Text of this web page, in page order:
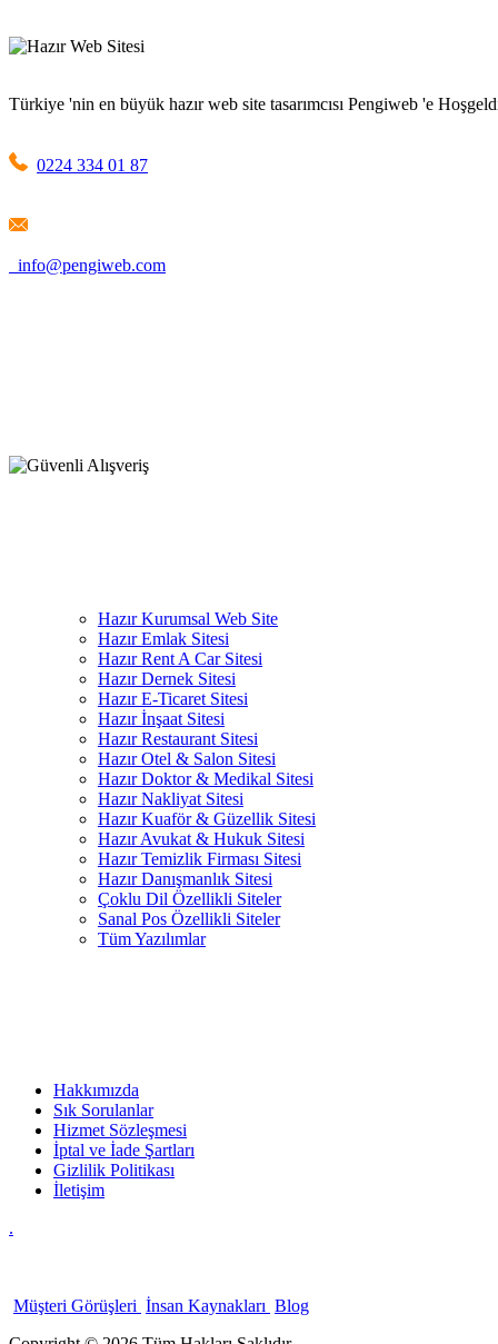
Türkiye 'nin en büyük hazır web site tasarımcısı Pengiweb 'e
0224 334 01 87
info@pengiweb.com
Hazır Kurumsal Web Site
Hazır Emlak Sitesi
Hazır Rent A Car Sitesi
Hazır Dernek Sitesi
Hazır E-Ticaret Sitesi
Hazır İnşaat Sitesi
Hazır Restaurant Sitesi
Hazır Otel & Salon Sitesi
Hazır Doktor & Medikal Sitesi
Hazır Nakliyat Sitesi
Hazır Kuaför & Güzellik Sitesi
Hazır Avukat & Hukuk Sitesi
Hazır Temizlik Firması Sitesi
Hazır Danışmanlık Sitesi
Çoklu Dil Özellikli Siteler
Sanal Pos Özellikli Siteler
Tüm Yazılımlar
Hakkımızda
Sık Sorulanlar
Hizmet Sözleşmesi
İptal ve İade Şartları
Gizlilik Politikası
İletişim
.
Müşteri Görüşleri İnsan Kaynakları Blog